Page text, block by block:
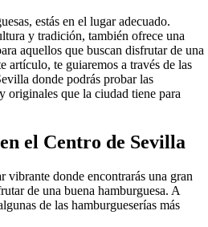
estás en el lugar adecuado.
y tradición, también ofrece una
aquellos que buscan disfrutar de una
artículo, te guiaremos a través de las
donde podrás probar las
originales que la ciudad tiene para
el Centro de Sevilla
vibrante donde encontrarás una gran
de una buena hamburguesa. A
de las hamburgueserías más